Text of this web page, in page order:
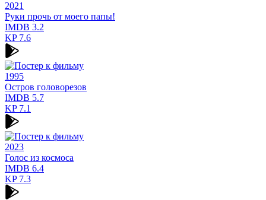
2021
Руки прочь от моего папы!
IMDB 3.2
KP7.6
1995
Остров головорезов
IMDB 5.7
KP7.1
2023
Голос из космоса
IMDB 6.4
KP7.3